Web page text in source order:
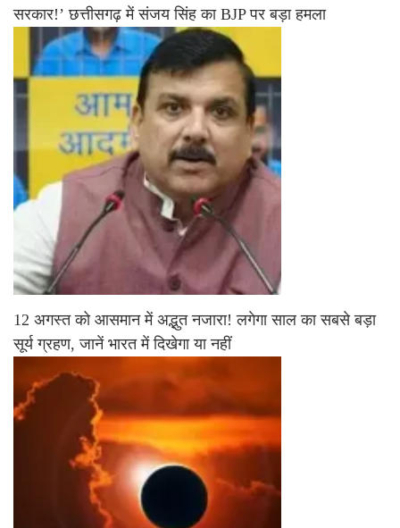
सरकार!’ छत्तीसगढ़ में संजय सिंह का BJP पर बड़ा हमला
12 अगस्त को आसमान में अद्भुत नजारा! लगेगा साल का सबसे बड़ा
सूर्य ग्रहण, जानें भारत में दिखेगा या नहीं